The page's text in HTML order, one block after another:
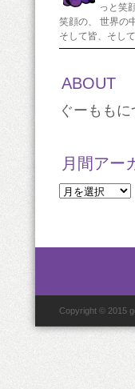
っと笑
笑顔の、 世界の
そして皆、そし
ABOUT
ぐーももに
月間アー
月
カ
Copyright © 2015